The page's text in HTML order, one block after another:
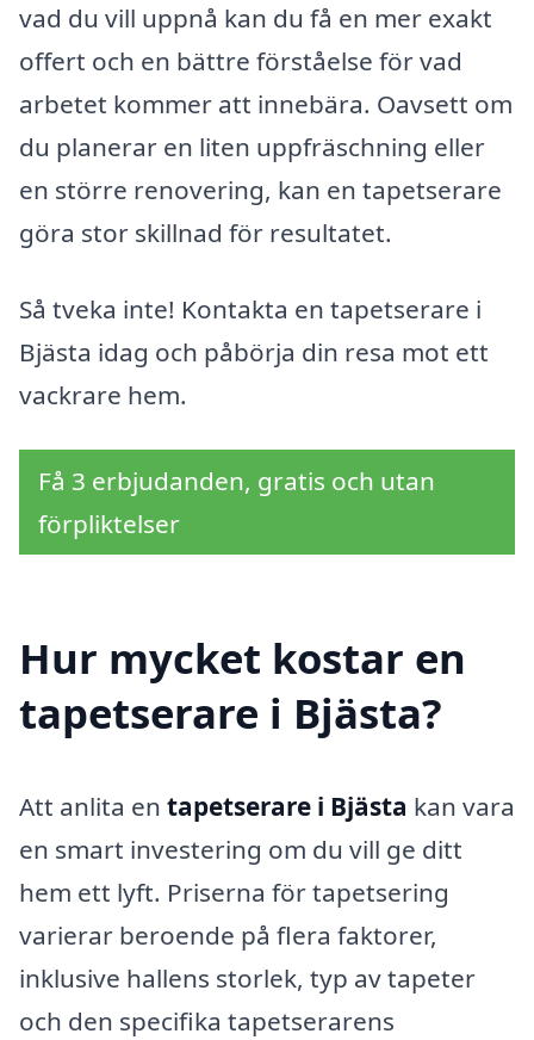
vad du vill uppnå kan du få en mer exakt
offert och en bättre förståelse för vad
arbetet kommer att innebära. Oavsett om
du planerar en liten uppfräschning eller
en större renovering, kan en tapetserare
göra stor skillnad för resultatet.
Så tveka inte! Kontakta en tapetserare i
Bjästa idag och påbörja din resa mot ett
vackrare hem.
Få 3 erbjudanden, gratis och utan
förpliktelser
Hur mycket kostar en
tapetserare i Bjästa?
Att anlita en tapetserare i Bjästa kan vara
en smart investering om du vill ge ditt
hem ett lyft. Priserna för tapetsering
varierar beroende på flera faktorer,
inklusive hallens storlek, typ av tapeter
och den specifika tapetserarens